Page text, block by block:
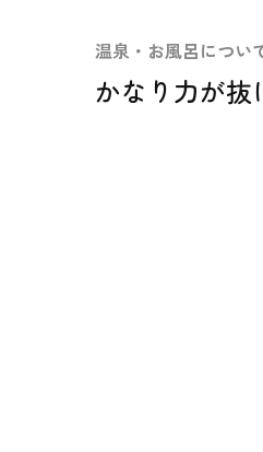
温泉・お風呂につい
かなり力が抜